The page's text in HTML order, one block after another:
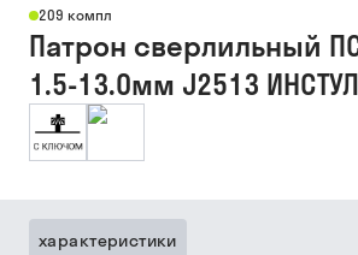
209 компл
Патрон сверлильный
1.5-13.0мм J2513
характеристики